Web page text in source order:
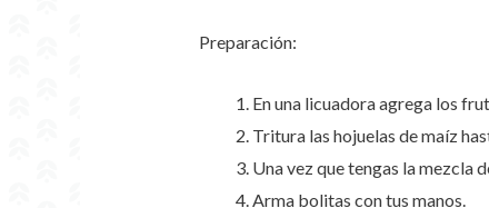
Preparación:
En una licuadora agrega los
Tritura las hojuelas de maíz
Una vez que tengas la mezcla
Arma bolitas con tus manos.